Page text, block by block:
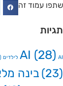
שתפו עמוד זה
תגיות
AI (28) AI לילדים (3)
(23)
בינה